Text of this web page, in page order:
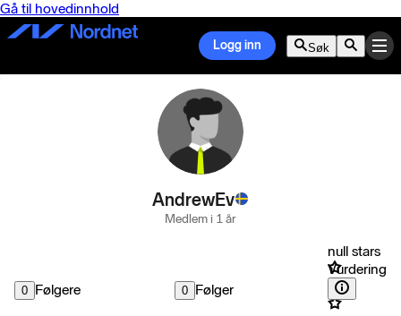
Gå til hovedinnhold
Logg inn Søk
AndrewEv
Medlem i 1 år
0 Følgere 0 Følger
null stars
Vurdering